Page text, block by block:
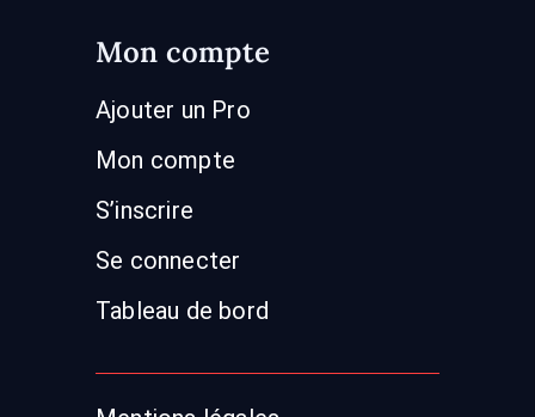
Mon compte
Ajouter un Pro
Mon compte
S’inscrire
Se connecter
Tableau de bord